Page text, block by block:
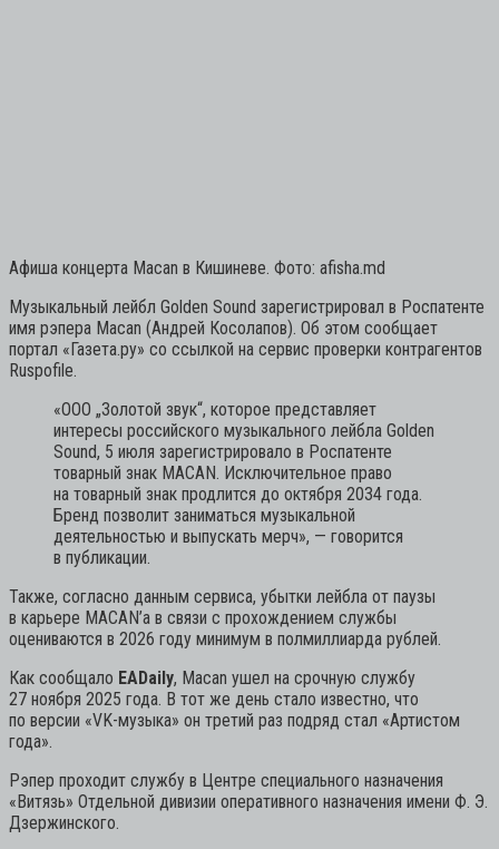
Афиша концерта Macan в Кишиневе. Фото: afisha.md
Музыкальный лейбл Golden Sound зарегистрировал в Роспатенте
имя рэпера Macan (Андрей Косолапов). Об этом сообщает
портал «Газета.ру» со ссылкой на сервис проверки контрагентов
Ruspofile.
«ООО „Золотой звук“, которое представляет
интересы российского музыкального лейбла Golden
Sound, 5 июля зарегистрировало в Роспатенте
товарный знак MACAN. Исключительное право
на товарный знак продлится до октября 2034 года.
Бренд позволит заниматься музыкальной
деятельностью и выпускать мерч», — говорится
в публикации.
Также, согласно данным сервиса, убытки лейбла от паузы
в карьере MACAN’а в связи с прохождением службы
оцениваются в 2026 году минимум в полмиллиарда рублей.
Как сообщало EADaily, Macan ушел на срочную службу
27 ноября 2025 года. В тот же день стало известно, что
по версии «VK-музыка» он третий раз подряд стал «Артистом
года».
Рэпер проходит службу в Центре специального назначения
«Витязь» Отдельной дивизии оперативного назначения имени Ф. Э.
Дзержинского.